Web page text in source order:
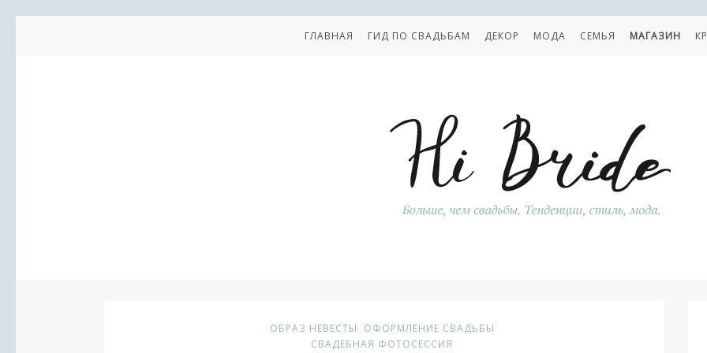
ГЛАВНАЯ ГИД ПО СВАДЬБАМ ДЕКОР МОДА СЕМЬЯ МАГАЗИН
ОБРАЗ НЕВЕСТЫ
ОФОРМЛЕНИЕ СВАДЬБЫ
СВАДЕБНАЯ ФОТОСЕССИЯ